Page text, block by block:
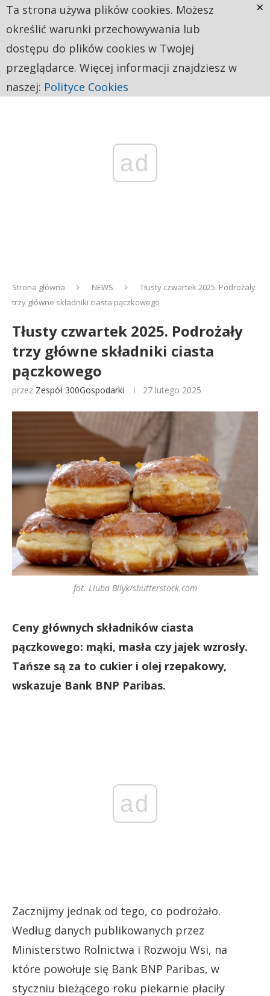
ad
Strona główna NEWS
Tłusty czwartek 2025. Podrożały
trzy główne składniki ciasta pączkowego
Tłusty czwartek 2025. Podrożały
trzy główne składniki ciasta
pączkowego
przez Zespół 300Gospodarki 27 lutego 2025
fot. Liuba Bilyk/shutterstock.com
Ceny głównych składników ciasta
pączkowego: mąki, masła czy jajek wzrosły.
Tańsze są za to cukier i olej rzepakowy,
wskazuje Bank BNP Paribas.
ad
Zacznijmy jednak od tego, co podrożało.
Według danych publikowanych przez
Ministerstwo Rolnictwa i Rozwoju Wsi, na
które powołuje się Bank BNP Paribas, w
styczniu bieżącego roku piekarnie płaciły
Ta strona używa plików cookies. Możesz
określić warunki przechowywania lub
dostępu do plików cookies w Twojej
przeglądarce. Więcej informacji znajdziesz w
naszej: Polityce Cookies
×